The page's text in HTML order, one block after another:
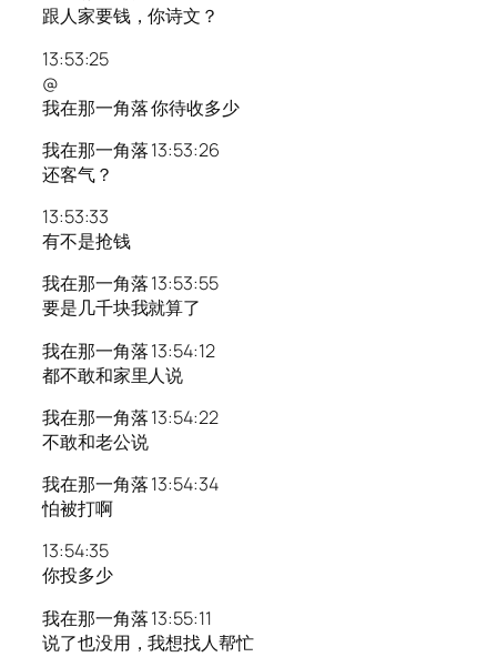
跟人家要钱，你诗文？
13:53:25
@
我在那一角落 你待收多少
我在那一角落 13:53:26
还客气？
13:53:33
有不是抢钱
我在那一角落 13:53:55
要是几千块我就算了
我在那一角落 13:54:12
都不敢和家里人说
我在那一角落 13:54:22
不敢和老公说
我在那一角落 13:54:34
怕被打啊
13:54:35
你投多少
我在那一角落 13:55:11
说了也没用，我想找人帮忙